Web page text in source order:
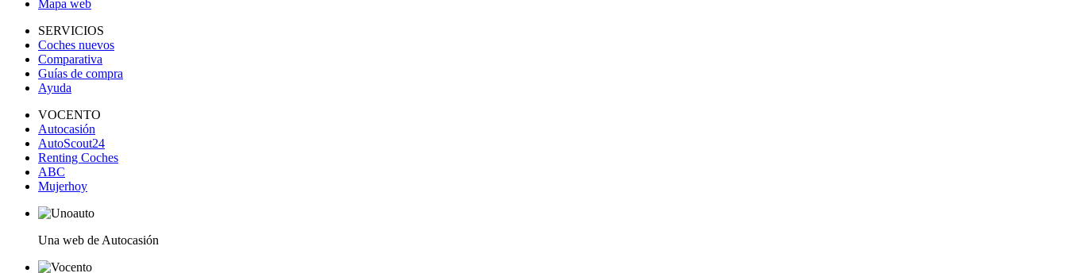
Mapa web
SERVICIOS
Coches nuevos
Comparativa
Guías de compra
Ayuda
VOCENTO
Autocasión
AutoScout24
Renting Coches
ABC
Mujerhoy
Una web de Autocasión